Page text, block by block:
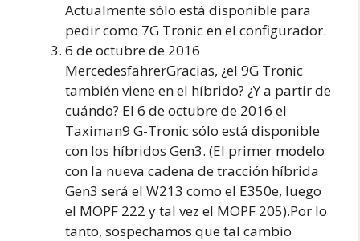
Actualmente sólo está disponible para
pedir como 7G Tronic en el configurador.
6 de octubre de 2016
MercedesfahrerGracias, ¿el 9G Tronic
también viene en el híbrido? ¿Y a partir de
cuándo? El 6 de octubre de 2016 el
Taximan9 G-Tronic sólo está disponible
con los híbridos Gen3. (El primer modelo
con la nueva cadena de tracción híbrida
Gen3 será el W213 como el E350e, luego
el MOPF 222 y tal vez el MOPF 205).Por lo
tanto, sospechamos que tal cambio